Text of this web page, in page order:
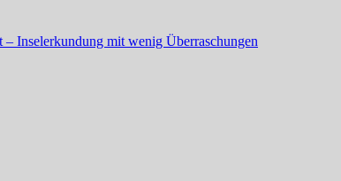
Inselerkundung mit wenig Überraschungen